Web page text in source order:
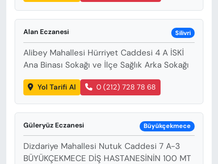
Alan Eczanesi Silivri
Alibey Mahallesi Hürriyet Caddesi 4 A İSKİ
Ana Binası Sokağı ve İlçe Sağlık Arka Sokağı
Yol Tarifi Al 0 (212) 728 78 68
Güleryüz Eczanesi Büyükçekmece
Dizdariye Mahallesi Nutuk Caddesi 7 A-3
BÜYÜKÇEKMECE DİŞ HASTANESİNİN 100 MT